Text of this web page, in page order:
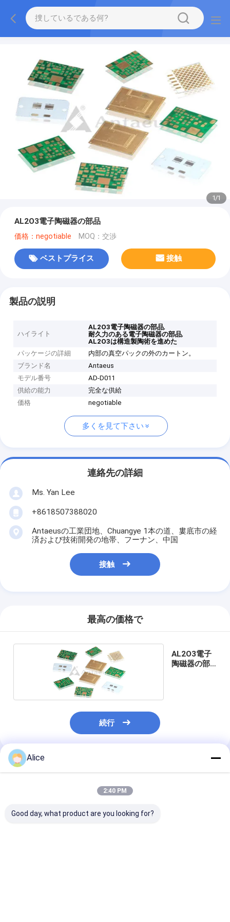
1/1
AL2O3電子陶磁器の部品
価格：negotiable MOQ：交渉
ベストプライス 接触
製品の説明
ハイライト
AL2O3電子陶磁器の部品,
耐久力のある電子陶磁器の部品,
AL2O3は構造製陶術を進めた
パッケージの詳細
内部の真空パックの外のカートン。
ブランド名
Antaeus
モデル番号
AD-D011
供給の能力
完全な供給
価格
negotiable
多くを見て下さい
連絡先の詳細
Ms. Yan Lee
+8618507388020
Antaeusの工業団地、Chuangye 1本の道、婁底市の経
済および技術開発の地帯、フーナン、中国
接触
最高の価格で
AL2O3電子
陶磁器の部
続行
推薦されたプロダクト
Alice
2:40 PM
Good day, what product are you looking for?